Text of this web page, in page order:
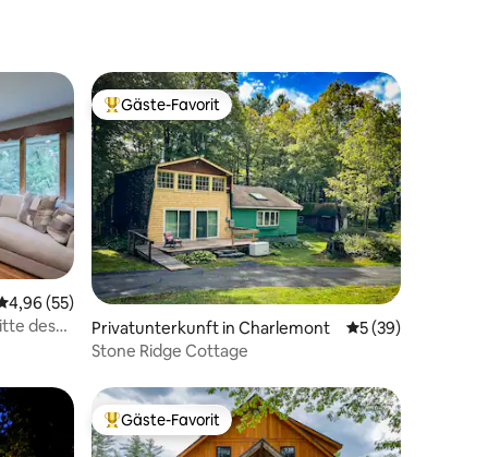
Bewertungen
Bewertung: 4,96 von 5, 55 Bewertungen
4,96 (55)
des
Beliebter Gäste-Favorit.
Gäste-Favorit
Privatunterkunft in Charlemont Durchschnittliche
5 (39)
Stone Ridge Cottage
Beliebter Gäste-Favorit.
Gäste-Favorit